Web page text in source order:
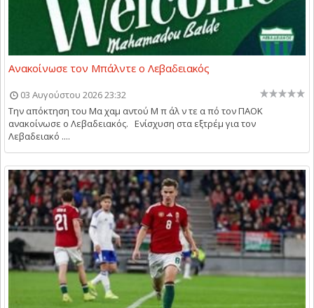
Ανακοίνωσε τον Μπάλντε ο Λεβαδειακός
03 Αυγούστου 2026 23:32
Την απόκτηση του Μα χαμ αντού Μ π άλ ν τε α πό τον ΠΑΟΚ
ανακοίνωσε ο Λεβαδειακός. Ενίσχυση στα εξτρέμ για τον
Λεβαδειακό ....